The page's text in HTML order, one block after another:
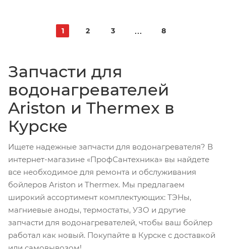
1 2 3 8
Запчасти для
водонагревателей
Ariston и Thermex в
Курске
Ищете надежные запчасти для водонагревателя? В
интернет-магазине «ПрофСантехника» вы найдете
все необходимое для ремонта и обслуживания
бойлеров Ariston и Thermex. Мы предлагаем
широкий ассортимент комплектующих: ТЭНы,
магниевые аноды, термостаты, УЗО и другие
запчасти для водонагревателей, чтобы ваш бойлер
работал как новый. Покупайте в Курске с доставкой